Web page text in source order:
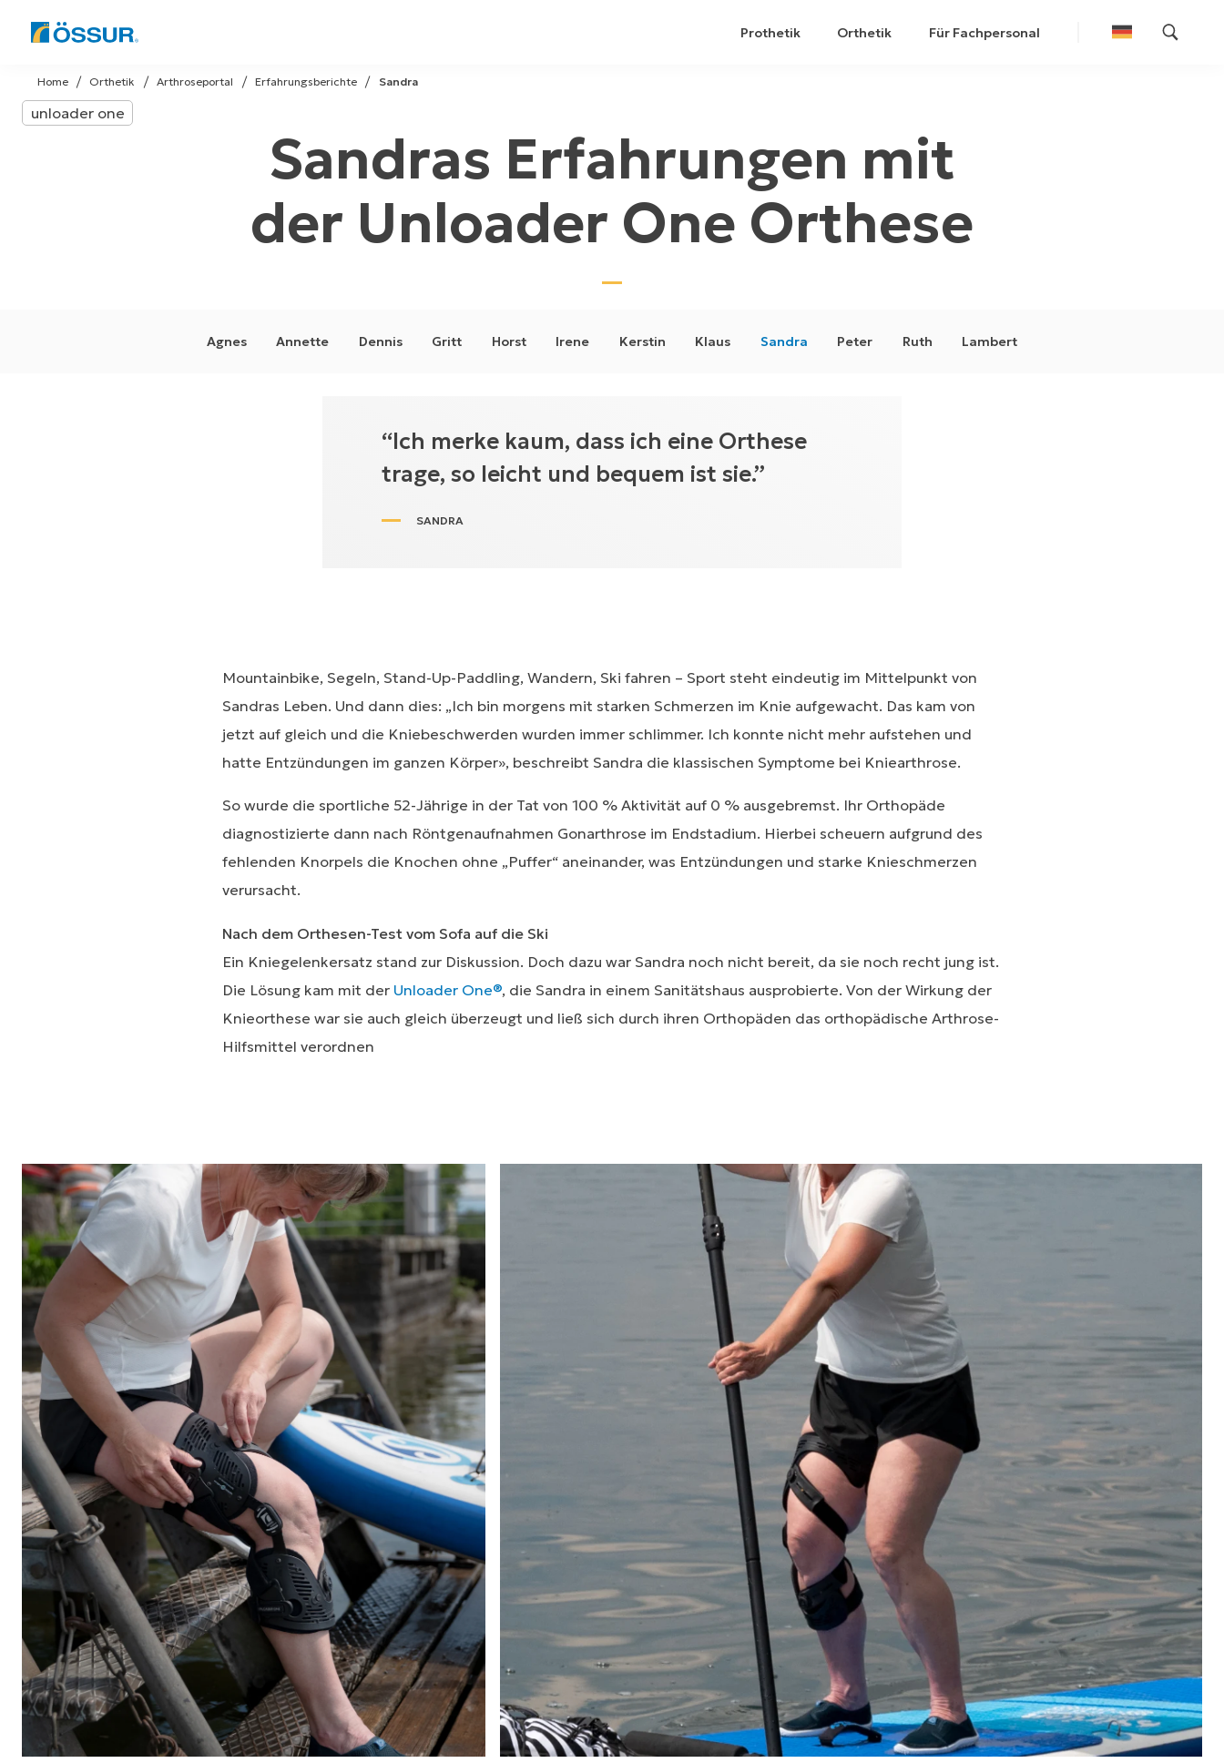
Skip
to
content
Prothetik Orthetik Für Fachpersonal
Sandra
Erfahrungsberichte
Arthroseportal
Orthetik
Home
unloader one
Sandras Erfahrungen mit
der Unloader One Orthese
Agnes Annette Dennis Gritt Horst Irene Kerstin Klaus Sandra Peter Ruth Lambert
“Ich merke kaum, dass ich eine Orthese
trage, so leicht und bequem ist sie.”
SANDRA
Mountainbike, Segeln, Stand-Up-Paddling, Wandern, Ski fahren – Sport steht eindeutig im Mittelpunkt von
Sandras Leben. Und dann dies: „Ich bin morgens mit starken Schmerzen im Knie aufgewacht. Das kam von
jetzt auf gleich und die Kniebeschwerden wurden immer schlimmer. Ich konnte nicht mehr aufstehen und
hatte Entzündungen im ganzen Körper», beschreibt Sandra die klassischen Symptome bei Kniearthrose.
So wurde die sportliche 52-Jährige in der Tat von 100 % Aktivität auf 0 % ausgebremst. Ihr Orthopäde
diagnostizierte dann nach Röntgenaufnahmen Gonarthrose im Endstadium. Hierbei scheuern aufgrund des
fehlenden Knorpels die Knochen ohne „Puffer“ aneinander, was Entzündungen und starke Knieschmerzen
verursacht.
Nach dem Orthesen-Test vom Sofa auf die Ski
Ein Kniegelenkersatz stand zur Diskussion. Doch dazu war Sandra noch nicht bereit, da sie noch recht jung ist.
Die Lösung kam mit der Unloader One®, die Sandra in einem Sanitätshaus ausprobierte. Von der Wirkung der
Knieorthese war sie auch gleich überzeugt und ließ sich durch ihren Orthopäden das orthopädische Arthrose-
Hilfsmittel verordnen